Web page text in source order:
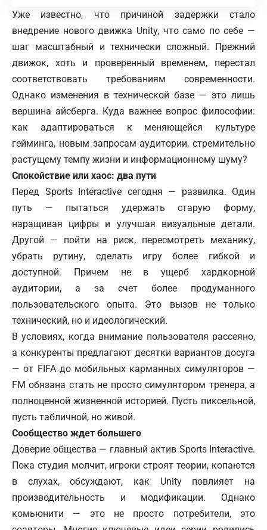
Уже известно, что причиной задержки стало
внедрение нового движка Unity, что само по себе —
шаг масштабный и технически сложный. Прежний
движок, хоть и проверенный временем, перестал
соответствовать требованиям современности.
Однако изменения в технической базе — это лишь
вершина айсберга. Куда важнее вопрос философии:
как адаптироваться к меняющейся культуре
гейминга, новым запросам аудитории, стремительно
растущему темпу жизни и информационному шуму?
Спокойствие или хаос: два пути
Перед Sports Interactive сегодня — развилка. Один
путь — пытаться удержать старую форму,
наращивая цифры и улучшая визуальные детали.
Другой — пойти на риск, пересмотреть механику,
убрать рутину, сделать игру более гибкой и
доступной. Причем не в ущерб хардкорной
аудитории, а за счет более продуманного
пользовательского опыта. Это вызов не только
технический, но и идеологический.
В условиях, когда внимание пользователя рассеяно,
а конкуренты предлагают десятки вариантов досуга
— от FIFAдо мобильных карманных симуляторов —
FM обязана стать не просто симулятором тренера, а
полноценной жизненной историей. Пусть пиксельной,
пусть табличной, но живой.
Сообщество ждет большего
Доверие общества — главный актив Sports Interactive.
Пока студия молчит, игроки строят теории, копаются
в слухах, обсуждают, как Unity повлияет на
производительность и модификации. Однако
комьюнити — это не просто потребители, это